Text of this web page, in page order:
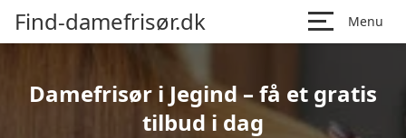
Find-damefrisør.dk Menu
Damefrisør i Jegind – få et gratis
tilbud i dag